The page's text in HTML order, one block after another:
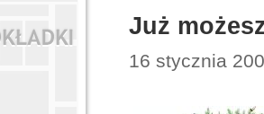
Już
16 stycznia